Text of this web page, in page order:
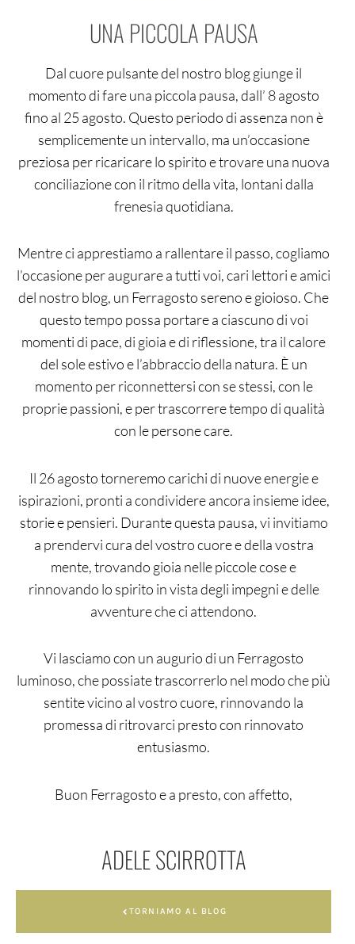
UNA PICCOLA PAUSA
Dal cuore pulsante del nostro blog giunge il
momento di fare una piccola pausa, dall’ 8 agosto
fino al 25 agosto. Questo periodo di assenza non è
semplicemente un intervallo, ma un’occasione
preziosa per ricaricare lo spirito e trovare una nuova
conciliazione con il ritmo della vita, lontani dalla
frenesia quotidiana.
Mentre ci apprestiamo a rallentare il passo, cogliamo
l’occasione per augurare a tutti voi, cari lettori e amici
del nostro blog, un Ferragosto sereno e gioioso. Che
questo tempo possa portare a ciascuno di voi
momenti di pace, di gioia e di riflessione, tra il calore
del sole estivo e l’abbraccio della natura. È un
momento per riconnettersi con se stessi, con le
proprie passioni, e per trascorrere tempo di qualità
con le persone care.
Il 26 agosto torneremo carichi di nuove energie e
ispirazioni, pronti a condividere ancora insieme idee,
storie e pensieri. Durante questa pausa, vi invitiamo
a prendervi cura del vostro cuore e della vostra
mente, trovando gioia nelle piccole cose e
rinnovando lo spirito in vista degli impegni e delle
avventure che ci attendono.
Vi lasciamo con un augurio di un Ferragosto
luminoso, che possiate trascorrerlo nel modo che più
sentite vicino al vostro cuore, rinnovando la
promessa di ritrovarci presto con rinnovato
entusiasmo.
Buon Ferragosto e a presto, con affetto,
ADELE SCIRROTTA
TORNIAMO AL BLOG